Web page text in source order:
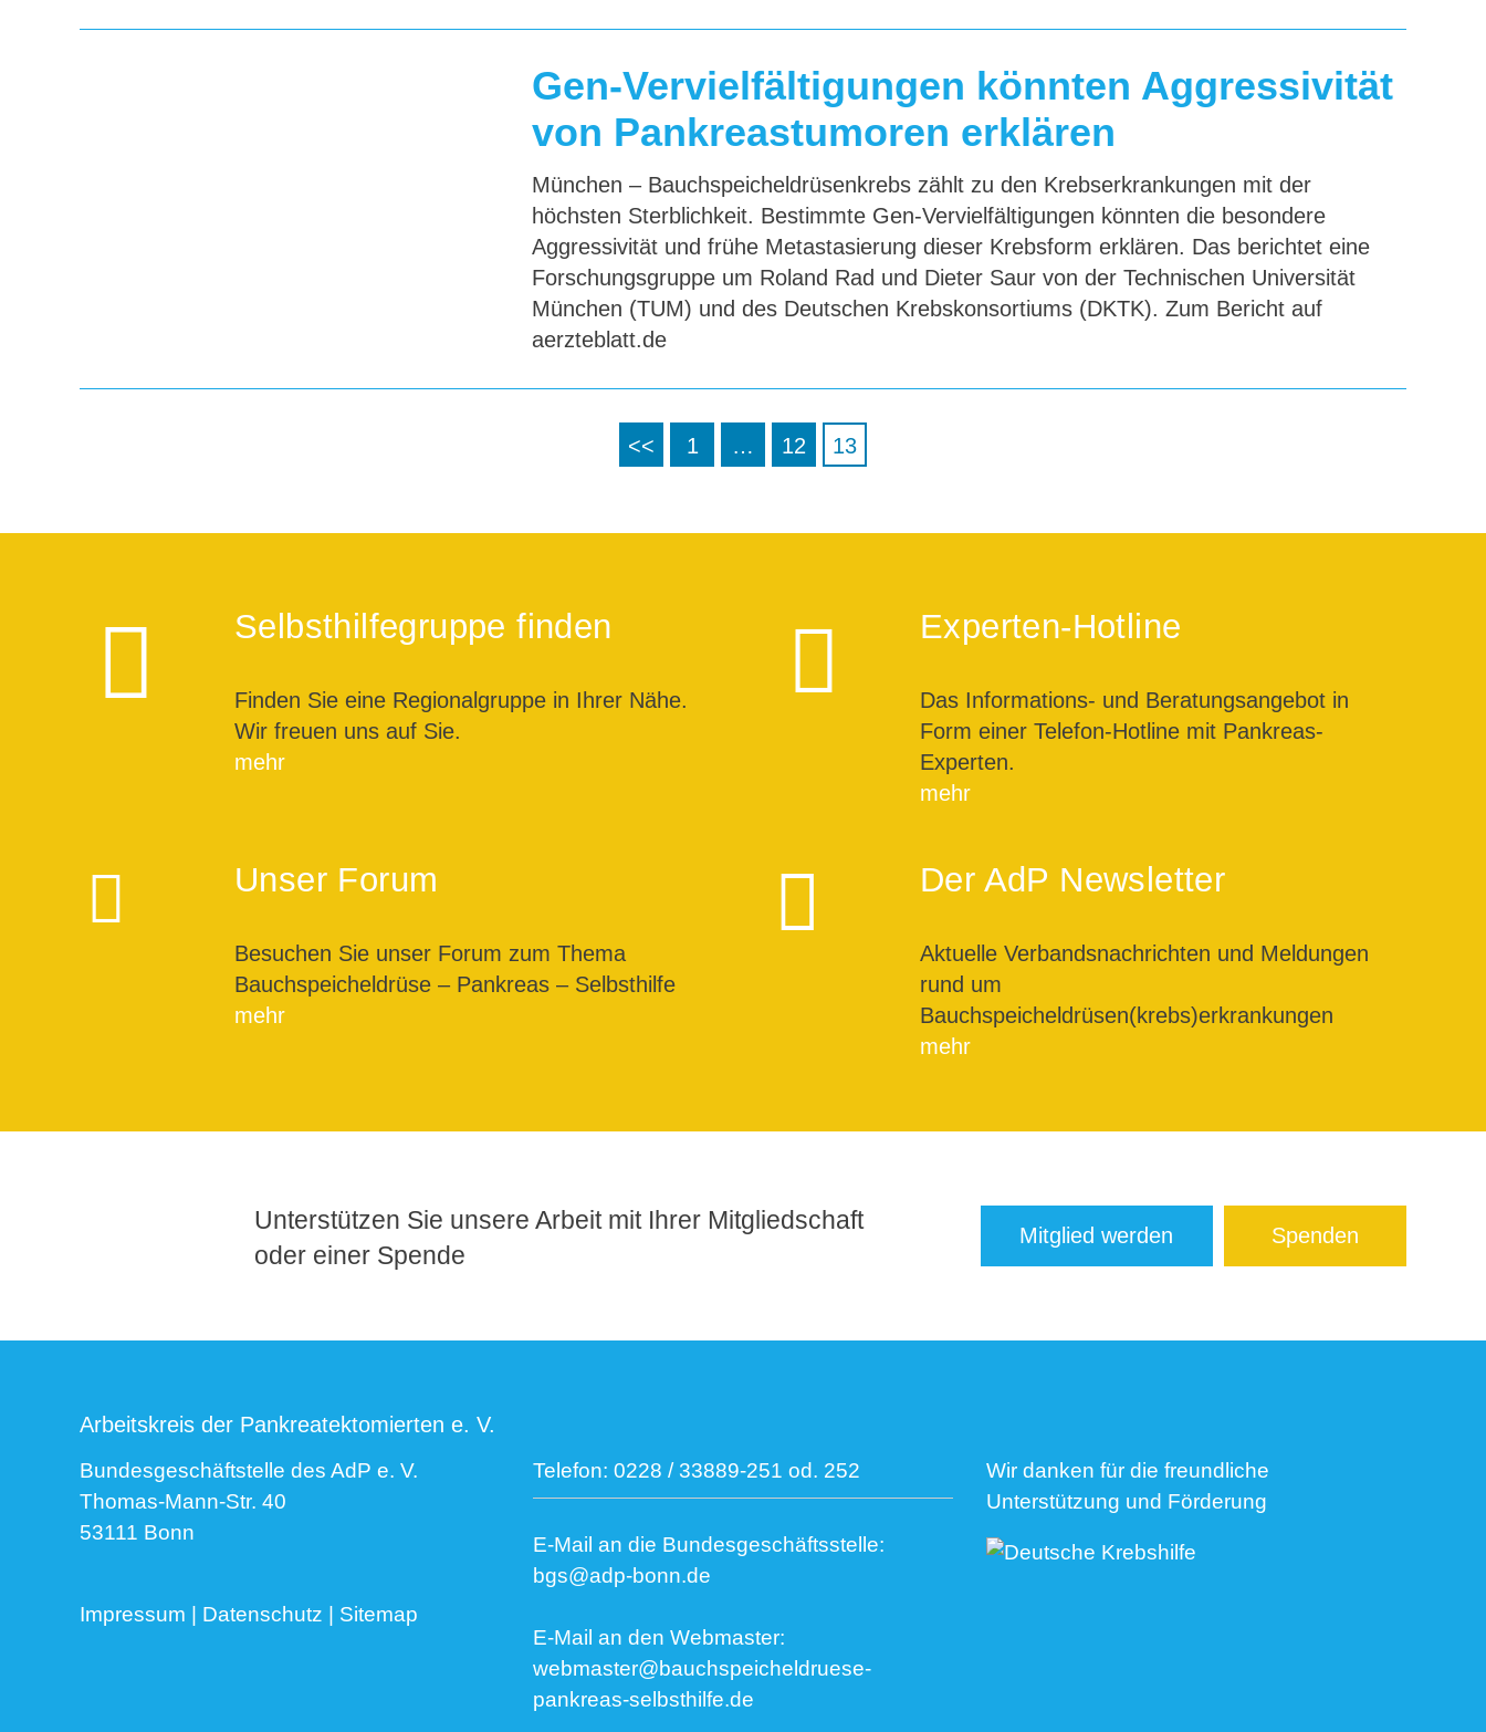
Gen-Vervielfälti­gungen könnten Aggressivität
von Pankreas­tumoren erklären
München – Bauchspeicheldrüsenkrebs zählt zu den Krebserkrankungen mit der
höchsten Sterblichkeit. Bestimmte Gen-Vervielfältigungen könnten die besondere
Aggressivität und frühe Metastasierung dieser Krebsform erklären. Das berichtet eine
Forschungsgruppe um Roland Rad und Dieter Saur von der Technischen Universität
München (TUM) und des Deutschen Krebskonsortiums (DKTK). Zum Bericht auf
aerzteblatt.de
Beiträge
<< 1 … 12 13
Selbsthilfegruppe finden
Finden Sie eine Regionalgruppe in Ihrer Nähe.
Wir freuen uns auf Sie.
mehr
Experten-Hotline
Das Informations- und Beratungsangebot in
Form einer Telefon-Hotline mit Pankreas-
Experten.
mehr
Unser Forum
Besuchen Sie unser Forum zum Thema
Bauchspeicheldrüse – Pankreas – Selbsthilfe
mehr
Der AdP Newsletter
Aktuelle Verbandsnachrichten und Meldungen
rund um
Bauchspeicheldrüsen(krebs)erkrankungen
mehr
Unterstützen Sie unsere Arbeit mit Ihrer Mitgliedschaft
oder einer Spende
Mitglied werden Spenden
Arbeitskreis der Pankreatektomierten e. V.
Bundesgeschäftstelle des AdP e. V.
Thomas-Mann-Str. 40
53111 Bonn
Impressum Datenschutz Sitemap
Telefon: 0228 / 33889-251 od. 252
E-Mail an die Bundesgeschäftsstelle:
bgs@adp-bonn.de
E-Mail an den Webmaster:
webmaster@bauchspeicheldruese-
pankreas-selbsthilfe.de
Wir danken für die freundliche
Unterstützung und Förderung